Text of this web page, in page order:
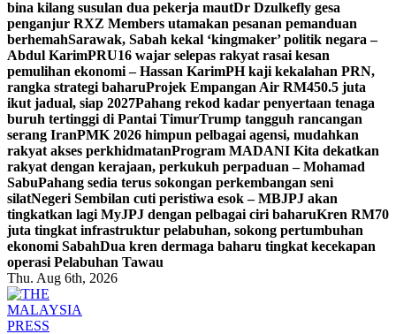
bina kilang susulan dua pekerja mautDr Dzulkefly gesa
penganjur RXZ Members utamakan pesanan pemanduan
berhemahSarawak, Sabah kekal ‘kingmaker’ politik negara –
Abdul KarimPRU16 wajar selepas rakyat rasai kesan
pemulihan ekonomi – Hassan KarimPH kaji kekalahan PRN,
rangka strategi baharuProjek Empangan Air RM450.5 juta
ikut jadual, siap 2027Pahang rekod kadar penyertaan tenaga
buruh tertinggi di Pantai TimurTrump tangguh rancangan
serang IranPMK 2026 himpun pelbagai agensi, mudahkan
rakyat akses perkhidmatanProgram MADANI Kita dekatkan
rakyat dengan kerajaan, perkukuh perpaduan – Mohamad
SabuPahang sedia terus sokongan perkembangan seni
silatNegeri Sembilan cuti peristiwa esok – MBJPJ akan
tingkatkan lagi MyJPJ dengan pelbagai ciri baharuKren RM70
juta tingkat infrastruktur pelabuhan, sokong pertumbuhan
ekonomi SabahDua kren dermaga baharu tingkat kecekapan
operasi Pelabuhan Tawau
Thu. Aug 6th, 2026